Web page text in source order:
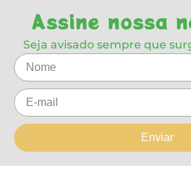
Assine nossa
Seja avisado sempre que
Enviar